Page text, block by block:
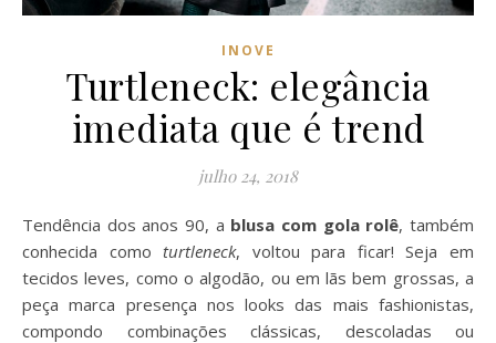
INOVE
Turtleneck: elegância
imediata que é trend
julho 24, 2018
Tendência dos anos 90, a blusa com gola rolê, também
conhecida comoturtleneck, voltou para ficar! Seja em
tecidos leves, como o algodão, ou em lãs bem grossas, a
peça marca presença nos looks das mais fashionistas,
compondo combinações clássicas, descoladas ou